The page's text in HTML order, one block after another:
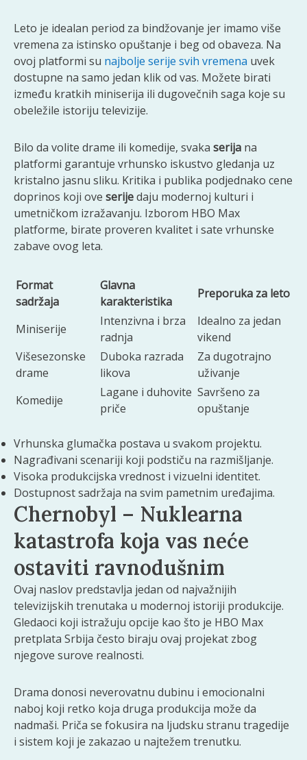
Leto je idealan period za bindžovanje jer imamo više
vremena za istinsko opuštanje i beg od obaveza. Na
ovoj platformi su najbolje serije svih vremena uvek
dostupne na samo jedan klik od vas. Možete birati
između kratkih miniserija ili dugovečnih saga koje su
obeležile istoriju televizije.
Bilo da volite drame ili komedije, svaka serija na
platformi garantuje vrhunsko iskustvo gledanja uz
kristalno jasnu sliku. Kritika i publika podjednako cene
doprinos koji ove serijedaju modernoj kulturi i
umetničkom izražavanju. Izborom HBO Max
platforme, birate proveren kvalitet i sate vrhunske
zabave ovog leta.
Format
sadržaja
Glavna
karakteristika
Preporuka za leto
Miniserije
Intenzivna i brza
radnja
Idealno za jedan
vikend
Višesezonske
drame
Duboka razrada
likova
Za dugotrajno
uživanje
Komedije
Lagane i duhovite
priče
Savršeno za
opuštanje
Vrhunska glumačka postava u svakom projektu.
Nagrađivani scenariji koji podstiču na razmišljanje.
Visoka produkcijska vrednost i vizuelni identitet.
Dostupnost sadržaja na svim pametnim uređajima.
Chernobyl – Nuklearna
katastrofa koja vas neće
ostaviti ravnodušnim
Ovaj naslov predstavlja jedan od najvažnijih
televizijskih trenutaka u modernoj istoriji produkcije.
Gledaoci koji istražuju opcije kao što je HBO Max
pretplata Srbija često biraju ovaj projekat zbog
njegove surove realnosti.
Drama donosi neverovatnu dubinu i emocionalni
naboj koji retko koja druga produkcija može da
nadmaši. Priča se fokusira na ljudsku stranu tragedije
i sistem koji je zakazao u najtežem trenutku.